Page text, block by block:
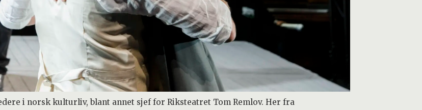
i norsk kulturliv, blant annet sjef for Riksteatret Tom Remlov. Her fra